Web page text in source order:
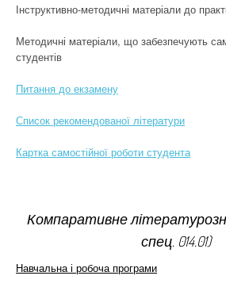
Інструктивно-методичні матеріали до
Методичні матеріали, що забезпечують
студентів
Питання до екзамену
Список рекомендованої літератури
Картка самостійної роботи студента
Компаративне
спец. 014.01)
Навчальна і робоча програми